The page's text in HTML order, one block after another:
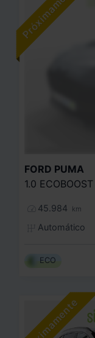
FORD PUMA
45.984 km
Automático
ECO